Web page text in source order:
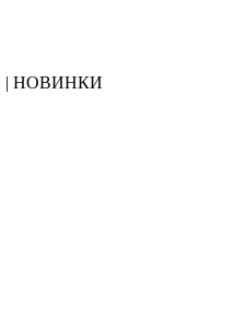
| НОВИНКИ